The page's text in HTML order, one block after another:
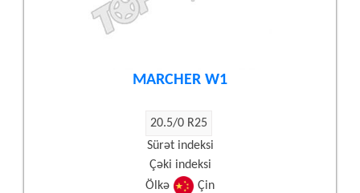
MARCHER W1
20.5/0 R25
Sürət indeksi
Çəki indeksi
Ölkə
Çin